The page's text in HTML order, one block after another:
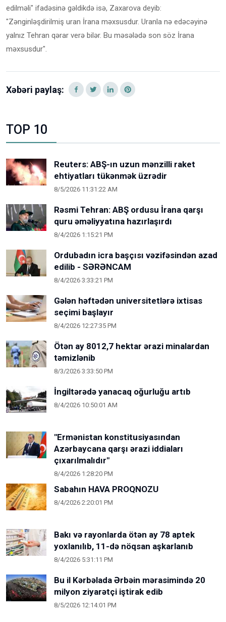
edilməli" ifadəsinə gəldikdə isə, Zaxarova deyib:
"Zənginləşdirilmiş uran İrana məxsusdur. Uranla nə edəcəyinə
yalnız Tehran qərar verə bilər. Bu məsələdə son söz İrana
məxsusdur".
Xəbəri paylaş:
TOP 10
Reuters: ABŞ-ın uzun mənzilli raket
ehtiyatları tükənmək üzrədir
8/5/2026 11:31:22 AM
Rəsmi Tehran: ABŞ ordusu İrana qarşı
quru əməliyyatına hazırlaşırdı
8/4/2026 1:15:21 PM
Ordubadın icra başçısı vəzifəsindən azad
edilib - SƏRƏNCAM
8/4/2026 3:33:21 PM
Gələn həftədən universitetlərə ixtisas
seçimi başlayır
8/4/2026 12:27:35 PM
Ötən ay 8012,7 hektar ərazi minalardan
təmizlənib
8/3/2026 3:33:50 PM
İngiltərədə yanacaq oğurluğu artıb
8/4/2026 10:50:01 AM
"Ermənistan konstitusiyasından
Azərbaycana qarşı ərazi iddiaları
çıxarılmalıdır"
8/4/2026 1:28:20 PM
Sabahın HAVA PROQNOZU
8/4/2026 2:20:01 PM
Bakı və rayonlarda ötən ay 78 aptek
yoxlanılıb, 11-də nöqsan aşkarlanıb
8/4/2026 5:31:11 PM
Bu il Kərbəlada Ərbəin mərasimində 20
milyon ziyarətçi iştirak edib
8/5/2026 12:14:01 PM